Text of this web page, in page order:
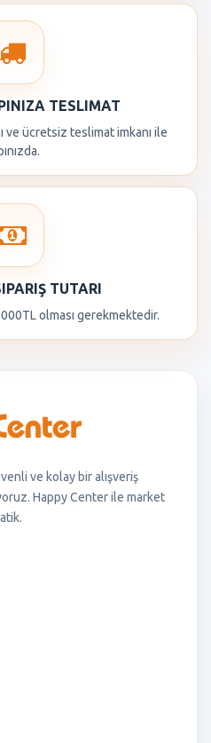
TESLIMAT
ve ücretsiz teslimat imkanı ile
TUTARI
olması gerekmektedir.
ve kolay bir alışveriş
Happy Center ile market